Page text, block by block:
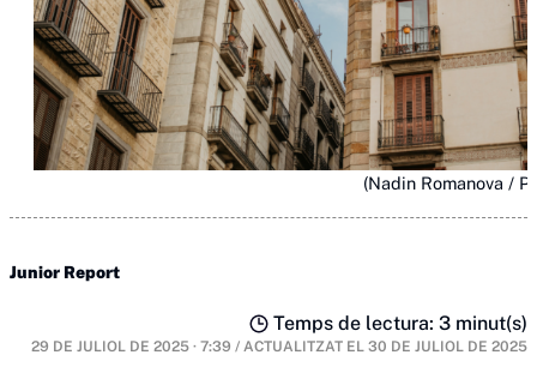
(Nadin Romanova /
Junior Report
Temps de lectura: 3 minut(s)
29 DE JULIOL DE 2025 · 7:39 / ACTUALITZAT EL 30 DE JULIOL DE 2025